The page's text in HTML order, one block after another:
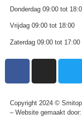
Donderdag 09:00 tot
Vrijdag 09:00 tot 18:00
Zaterdag 09:00 tot 17:00
Copyright 2024 ©
– Website gemaakt door: